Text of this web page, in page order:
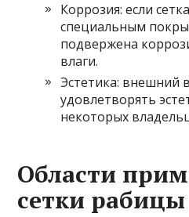
Коррозия: если
специальным
подвержена
влаги.
Эстетика: внешний
удовлетворять
некоторых
Области
сетки рабицы